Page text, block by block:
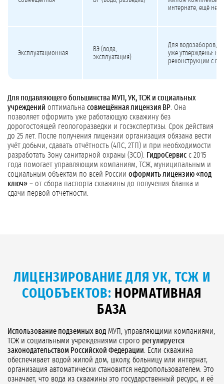
интернате, ещё не
Эксплуатационная
ВЭ (вода,
эксплуатация)
Для водозаборов,
уже утверждены:
реконструкции с
Для подавляющего большинства МУП, УК, ТСЖ и социальных
учреждений оптимальна совмещённая лицензия ВР . Она
позволяет оформить уже работающую скважину без
дорогостоящей геологоразведки и госэкспертизы. Срок действия
до 25 лет. После получения лицензии организация обязана вести
учёт добычи, сдавать отчётность (4ЛС, 2ТП) и при необходимости
разработать Зону санитарной охраны (ЗСО). ГидроСервис с 2015
года помогает управляющим компаниям, ТСЖ, муниципальным и
социальным объектам по всей России оформить лицензию «под
ключ» – от сбора паспорта скважины до получения бланка и
сдачи первой отчётности.
ЛИЦЕНЗИРОВАНИЕ ДЛЯ УК, ТСЖ И
СОЦОБЪЕКТОВ: НОРМАТИВНАЯ
БАЗА
Использование подземных вод МУП, управляющими компаниями,
ТСЖ и социальными учреждениями строго регулируется
законодательством Российской Федерации . Если скважина
обеспечивает водой жилой дом, школу, больницу или интернат,
организация автоматически становится недропользователем. Это
означает, что вода из скважины это государственный ресурс, и её